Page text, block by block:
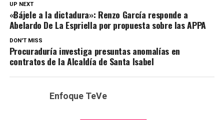
UP NEXT
«Bájele a la dictadura»: Renzo García responde a
Abelardo De La Espriella por propuesta sobre las APPA
DON'T MISS
Procuraduría investiga presuntas anomalías en
contratos de la Alcaldía de Santa Isabel
Enfoque TeVe